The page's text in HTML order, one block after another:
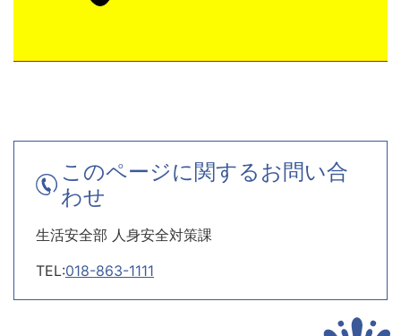
このページに関するお問い合
わせ
生活安全部 人身安全対策課
TEL:018-863-1111